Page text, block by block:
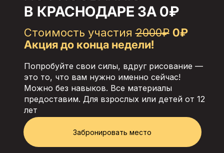
Попробуйте свои силы, вдруг рисование —
это то, что вам нужно именно сейчас!
Можно без навыков. Все материалы
предоставим. Для взрослых или детей от 12
лет
В КРАСНОДАРЕ ЗА 0₽
Забронировать место
Стоимость участия2000₽ 0₽
Акция до конца недели!